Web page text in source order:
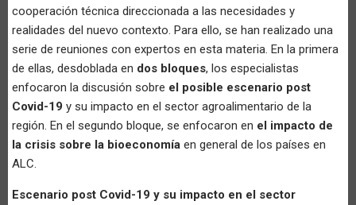
cooperación técnica direccionada a las necesidades y
realidades del nuevo contexto. Para ello, se han realizado una
serie de reuniones con expertos en esta materia. En la primera
de ellas, desdoblada en dos bloques, los especialistas
enfocaron la discusión sobre el posible escenario post
Covid-19 y su impacto en el sector agroalimentario de la
región. En el segundo bloque, se enfocaron en el impacto de
la crisis sobre la bioeconomía en general de los países en
ALC.
Escenario post Covid-19 y su impacto en el sector